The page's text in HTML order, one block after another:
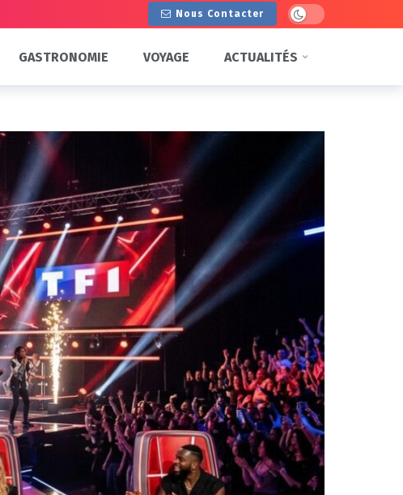
Nous Contacter Dark mode
GASTRONOMIE VOYAGE ACTUALITÉS